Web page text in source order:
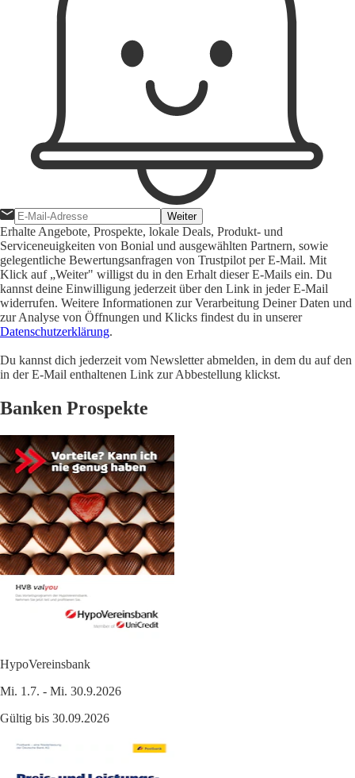
Weiter
Erhalte Angebote, Prospekte, lokale Deals, Produkt- und
Serviceneuigkeiten von Bonial und ausgewählten Partnern, sowie
gelegentliche Bewertungsanfragen von Trustpilot per E-Mail. Mit
Klick auf „Weiter" willigst du in den Erhalt dieser E-Mails ein. Du
kannst deine Einwilligung jederzeit über den Link in jeder E-Mail
widerrufen. Weitere Informationen zur Verarbeitung Deiner Daten und
zur Analyse von Öffnungen und Klicks findest du in unserer
Datenschutzerklärung.
Du kannst dich jederzeit vom Newsletter abmelden, in dem du auf den
in der E-Mail enthaltenen Link zur Abbestellung klickst.
Banken Prospekte
HypoVereinsbank
Mi. 1.7. - Mi. 30.9.2026
Gültig bis 30.09.2026